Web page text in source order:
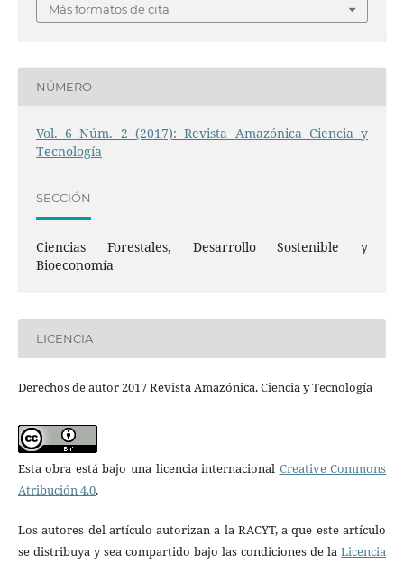
Más formatos de cita
NÚMERO
Vol. 6 Núm. 2 (2017): Revista Amazónica Ciencia y
Tecnología
SECCIÓN
Ciencias Forestales, Desarrollo Sostenible y
Bioeconomía
LICENCIA
Derechos de autor 2017 Revista Amazónica. Ciencia y Tecnología
Esta obra está bajo una licencia internacional Creative Commons
Atribución 4.0.
Los autores del artículo autorizan a la RACYT, a que este artículo
se distribuya y sea compartido bajo las condiciones de laLicencia